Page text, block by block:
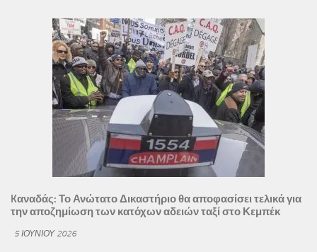
Kαναδάς: Το Ανώτατο Δικαστήριο θα αποφασίσει τελικά για
την αποζημίωση των κατόχων αδειών ταξί στο Κεμπέκ
5 ΙΟΥΝΊΟΥ 2026